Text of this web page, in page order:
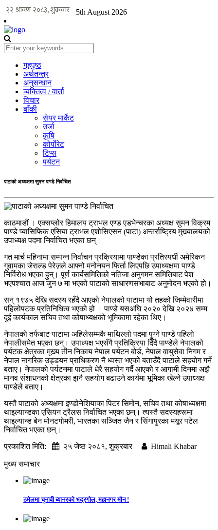
5th August 2026
गृहपृष्ठ
अर्थतन्त्र
अनुसन्धान
व्यक्तित्व / वार्ता
विचार
बाँकी
सेयर मार्केट
उर्जा
कृषि
कोर्पोरेट
टिप्स
पर्यटन
पाटाको अध्यक्षमा सुमन पाण्डे निर्वाचित
काठमाडौं । एक्सप्लोर हिमालय ट्राभल एण्ड एडभेन्चरका अध्यक्ष सुमन विक्रम
पाण्डे प्यासिफिक एसिया ट्राभल एशोसिएसन (पाटा) अन्तर्राष्ट्रिय मुख्यालयको
उपाध्यक्ष पदमा निर्वाचित भएका छन्।
गत मार्च महिनामा सम्पन्न निर्वाचन प्रक्रियामा पाण्डेका प्रतिस्पर्धी अमेरिकन
गुवामका जेराल्ड पेरेज़ले आफ्नो मनोनयन फिर्ता लिएपछि उपाध्यक्षमा पाण्डे
निर्विरोध भएका हुन्। पूर्ण कार्यसमितिको नतिजा अनुगमन समितिबाट पेश
भएपश्चात आज जुन ७ मा भएको पाटाको साधारणसभाबाट अनुमोदन भएको हो।
सन् १९७५ देखि सदस्य रहँदै आएको नेपालको पाटामा यो तहको जिम्मेवारीमा
पहिलोपटक प्रतिनिधित्व भएको हो । पाण्डे यसअघि २०२० देखि २०२४ सम्म
दुई कार्यकाल सचिव तथा कोषाध्यक्षको भूमिकामा रहेका थिए।
नेपालको तर्फबाट पाटामा अहिलेसम्मकै माथिल्लो पदमा पुग्ने पाण्डे पहिलो
नेपालीसमेत भएका छन्। उपाध्यक्ष भएसँगै प्रतिक्रिया दिँदै पाण्डेले नेपालको
पर्यटक क्षेत्रका मूख्य तीन निकाय नेपाल पर्यटन बोर्ड, नेपाल वायुसेवा निगम र
नेपाल नागरिक उड्डयन प्राधिकरण नै ध्वस्त भएको बताउँदै पाटाले सहयोग गर्ने
बताए। नेपालको पर्यटनमा पाटाले धेरै सहयोग गर्दै आएको र आगामी दिनमा अझै
मानव संशाधनको क्षेत्रका झनै सहयोग बढाउने कार्यमा भूमिका खेल्ने उपाध्यक्ष
पाण्डेले बताए।
यस्तै पाटाको अध्यक्षमा इण्डोनेशियाका पिटर सिमोन, सचिव तथा कोषाध्यक्षमा
थाइल्यान्डका एसियन ट्रैलस निर्वाचित भएका छन्। त्यस्तै सदस्यहरूमा
थाइल्यान्ड बेन मोनटगोमरी, भारतका सञ्जित जैन र सिंगापुरका मयूर पटेल
निर्वाचित भएका छन्।
प्रकाशित मिति:
२५ जेष्ठ २०८१, शुक्रबार | Himali Khabar
मुख्य समाचार
ठमेलमा चुनावी ब्यानरको भद्रगोल, महानगर मौन !